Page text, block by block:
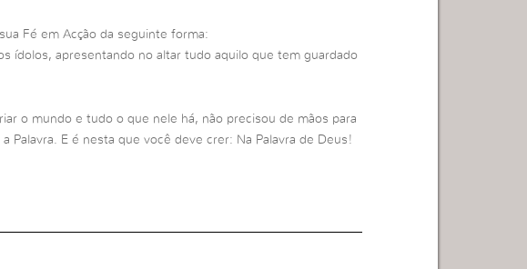
Fé em Acção da seguinte forma:
ídolos, apresentando no altar tudo aquilo que tem guardado
o mundo e tudo o que nele há, não precisou de mãos para
Palavra. E é nesta que você deve crer: Na Palavra de Deus!